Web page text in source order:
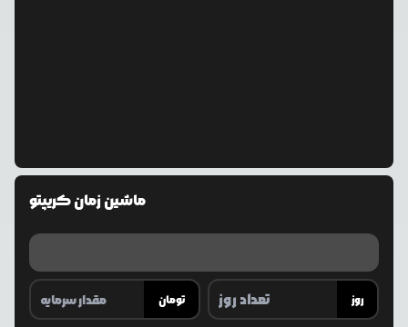
ماشین زمان کریپتو
تومان روز